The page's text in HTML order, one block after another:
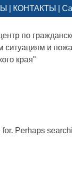
КОНТАКТЫ
по
ситуациям и
края"
for. Perhaps